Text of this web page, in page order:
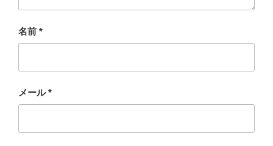
名前 *
メール*